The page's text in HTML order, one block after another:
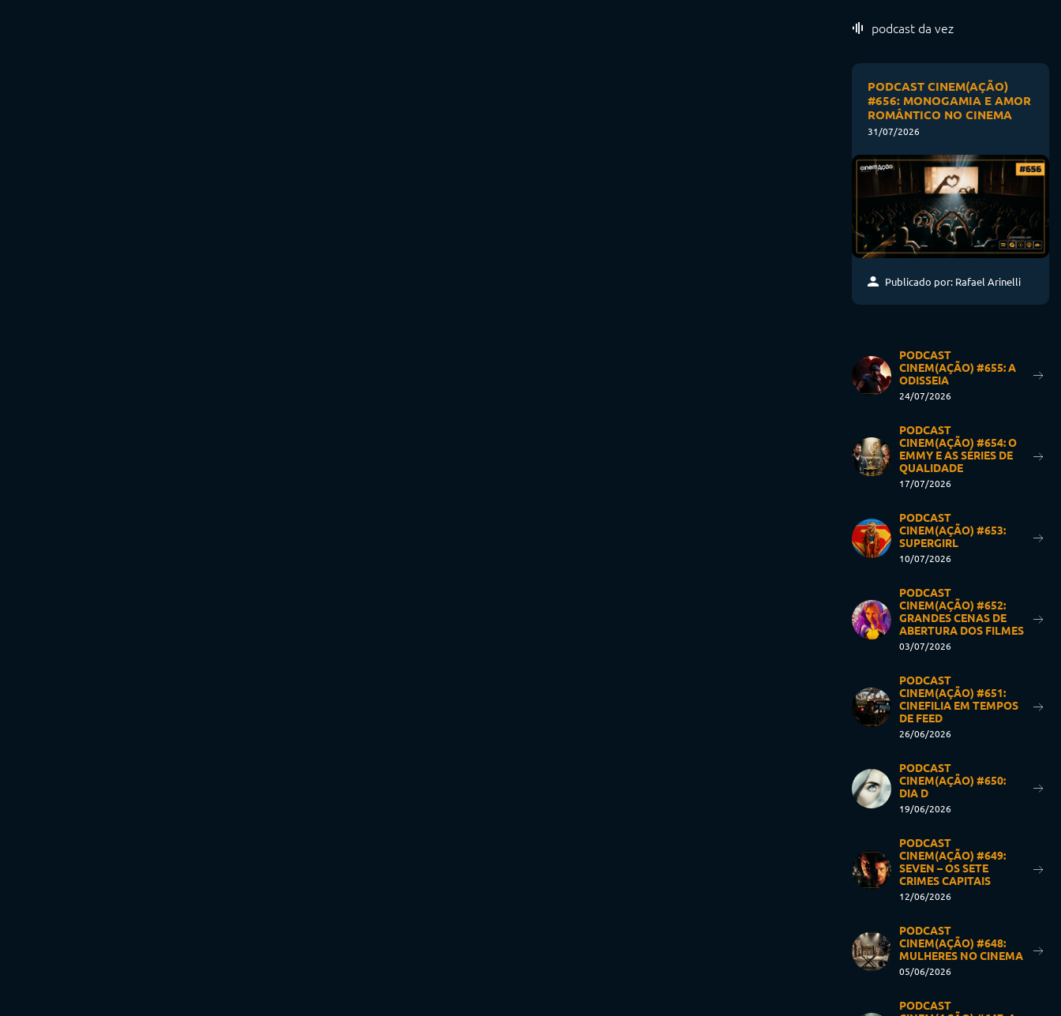
podcast da vez
PODCAST CINEM(AÇÃO)
#656: MONOGAMIA E AMOR
ROMÂNTICO NO CINEMA
31/07/2026
Publicado por: Rafael Arinelli
PODCAST
CINEM(AÇÃO) #655: A
ODISSEIA
24/07/2026
PODCAST
CINEM(AÇÃO) #654: O
EMMY E AS SÉRIES DE
QUALIDADE
17/07/2026
PODCAST
CINEM(AÇÃO) #653:
SUPERGIRL
10/07/2026
PODCAST
CINEM(AÇÃO) #652:
GRANDES CENAS DE
ABERTURA DOS FILMES
03/07/2026
PODCAST
CINEM(AÇÃO) #651:
CINEFILIA EM TEMPOS
DE FEED
26/06/2026
PODCAST
CINEM(AÇÃO) #650:
DIA D
19/06/2026
PODCAST
CINEM(AÇÃO) #649:
SEVEN – OS SETE
CRIMES CAPITAIS
12/06/2026
PODCAST
CINEM(AÇÃO) #648:
MULHERES NO CINEMA
05/06/2026
PODCAST